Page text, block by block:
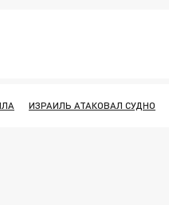
ИЗРАИЛЬ АТАКОВАЛ СУДНО